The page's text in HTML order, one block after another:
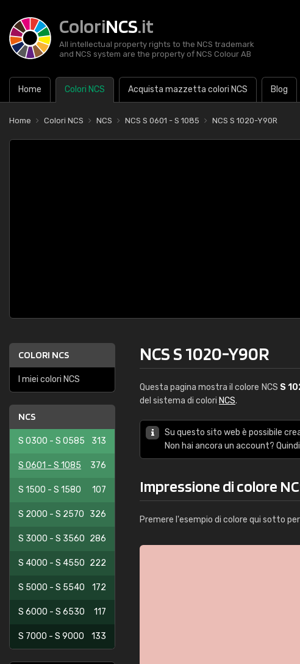
ColoriNCS.it
All intellectual property rights to the NCS trademark
and NCS system are the property of NCS Colour AB
Home Colori NCS Acquista mazzetta colori NCS Blog
Home Colori NCS NCS NCS S 0601 - S 1085 NCS S 1020-Y90R
COLORI NCS
I miei colori NCS
NCS
S 0300 - S 0585 313
S 0601 - S 1085 376
S 1500 - S 1580 107
S 2000 - S 2570 326
S 3000 - S 3560 286
S 4000 - S 4550 222
S 5000 - S 5540 172
S 6000 - S 6530 117
S 7000 - S 9000 133
NCS S 1020-Y90R
Questa pagina mostra il colore NCS S
del sistema di colori NCS.
Su questo sito web è possibile
Non hai ancora un account?
Impressione di colore
Premere l'esempio di colore qui sotto